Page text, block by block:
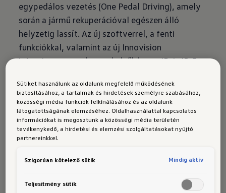
egypedálos vezetés (One Pedal Driving), amely
során a jármű rekuperációval egészen álló
helyzetig lassít. Az új szoftverrel, a fenti
funkciókkal, valamint az új Innovision
infotainment rendszerrel elsőként az ID.4, ID.5
új ID. modell esetében elérhető a Vehicle-to-
Load funkció is, amely lehetővé teszi, hogy a
nagyfeszültségű akkumulátorból közvetlenül,
akár 3,6 kW teljesítménnyel külső fogyasztókat
– például elektromos grilleket vagy e-bike-okat
– lássunk el energiával.
Kai Grünitz, a Volkswagen Igazgatótanácsának
Sütiket használunk az oldalunk megfelelő működésének
biztosításához, a tartalmak és hirdetések személyre szabásához,
közösségi média funkciók felkínálásához és az oldalunk
látogatottságának elemzéséhez. Oldalhasználattal kapcsolatos
információkat is megosztunk a közösségi média területén
tevékenykedő, a hirdetési és elemzési szolgáltatásokat nyújtó
partnereinkkel.
Szigorúan kötelező sütik Mindig aktív
Teljesítmény sütik